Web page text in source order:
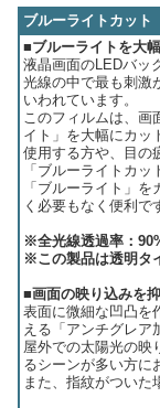
ブルーライトカット
■ブルーライトを大
液晶画面のLEDバッ
光線の中で最も刺激
いわれています。
このフィルムは、画
イト」を大幅にカッ
使用する方や、目の
「ブルーライトカ
「ブルーライト」
く必要もなく便利で
※全光線透過率：
※この製品は透明タ
■画面の映り込みを
表面に微細な凹凸を
える「アンチグレア
屋外での太陽光の映
るシーンが多い方に
また、指紋がついた